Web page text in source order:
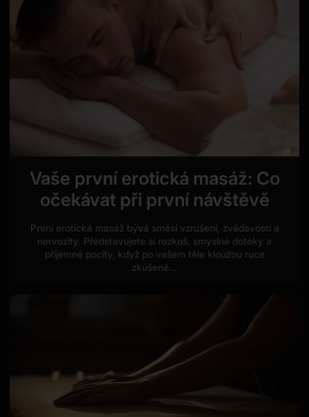
Vaše první erotická masáž: Co
očekávat při první návštěvě
První erotická masáž bývá směsí vzrušení, zvědavosti a
nervozity. Představujete si rozkoš, smyslné doteky a
příjemné pocity, když po vašem těle kloužou ruce
zkušené...